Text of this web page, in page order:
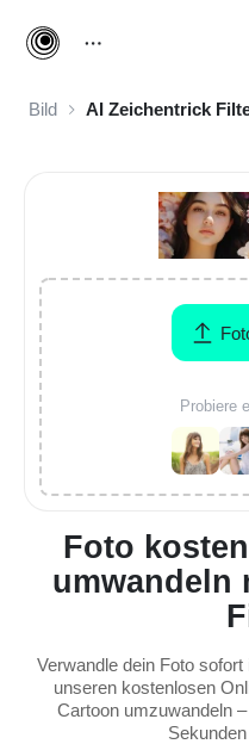
Bild AI Zeichentrick
Foto
umwandeln
Verwandle dein Foto
unseren kostenlosen
Cartoon umzuwandeln
Probiere